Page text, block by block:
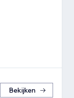
Bekijken